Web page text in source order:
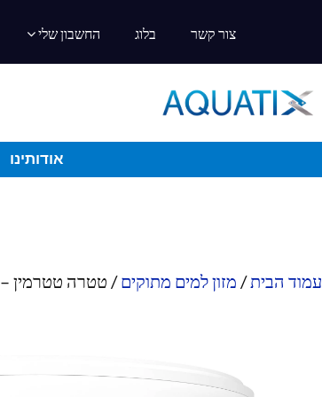
צור קשר בלוג החשבון שלי
אודותינו
עמוד הבית/ מזון למים מתוקים/ טטרה טטרמין – 10 ליטר